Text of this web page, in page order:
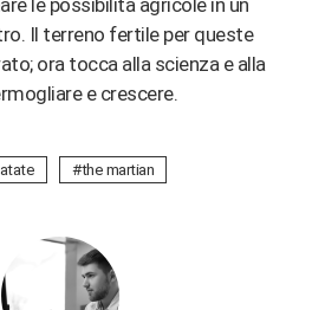
le possibilità agricole in un
Il terreno fertile per queste
ora tocca alla scienza e alla
e crescere.
the martian